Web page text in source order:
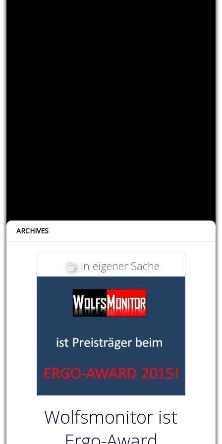
ARCHIVES
In eigener Sache
Wolfsmonitor ist